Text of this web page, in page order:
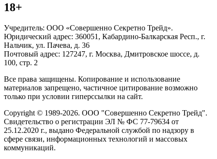
18+
Учредитель: ООО «Совершенно Секретно Трейд».
Юридический адрес: 360051, Кабардино-Балкарская Респ., г.
Нальчик, ул. Пачева, д. 36
Почтовый адрес: 127247, г. Москва, Дмитровское шоссе, д.
100, стр. 2
Все права защищены. Копирование и использование
материалов запрещено, частичное цитирование возможно
только при условии гиперссылки на сайт.
Copyright © 1989-2026. ООО "Совершенно Секретно Трейд".
Свидетельство о регистрации ЭЛ № ФС 77-79634 от
25.12.2020 г., выдано Федеральной службой по надзору в
сфере связи, информационных технологий и массовых
коммуникаций.